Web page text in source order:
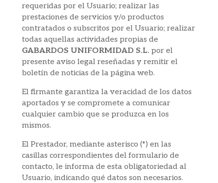
requeridas por el Usuario; realizar las
prestaciones de servicios y/o productos
contratados o subscritos por el Usuario; realizar
todas aquellas actividades propias de
GABARDOS UNIFORMIDAD S.L. por el
presente aviso legal reseñadas y remitir el
boletín de noticias de la página web.
El firmante garantiza la veracidad de los datos
aportados y se compromete a comunicar
cualquier cambio que se produzca en los
mismos.
El Prestador, mediante asterisco (*) en las
casillas correspondientes del formulario de
contacto, le informa de esta obligatoriedad al
Usuario, indicando qué datos son necesarios.